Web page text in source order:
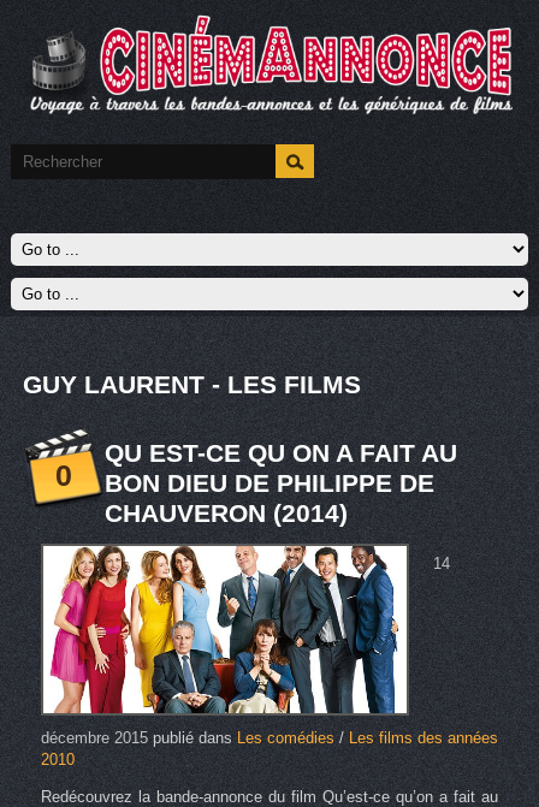
GUY LAURENT - LES FILMS
0
QU EST-CE QU ON A FAIT AU
BON DIEU DE PHILIPPE DE
CHAUVERON (2014)
14
décembre 2015publié dansLes comédies /Les films des années
2010
Redécouvrez la bande-annonce du film Qu’est-ce qu’on a fait au